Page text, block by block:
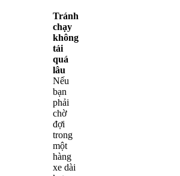
Tránh
chạy
không
tải
quá
lâu
Nếu
bạn
phải
chờ
đợi
trong
một
hàng
xe dài